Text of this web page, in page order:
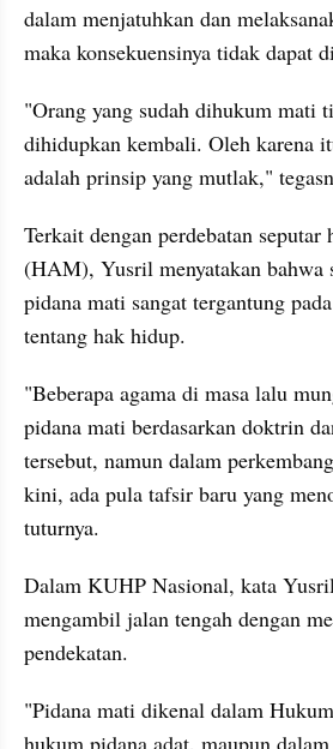
dalam menjatuhkan dan
maka konsekuensinya tidak dapat
"Orang yang sudah dihukum mati
dihidupkan kembali. Oleh karena
adalah prinsip yang mutlak,"
Terkait dengan perdebatan seputar
(HAM), Yusril menyatakan bahwa
pidana mati sangat tergantung
tentang hak hidup.
"Beberapa agama di masa lalu
pidana mati berdasarkan doktrin
tersebut, namun dalam
kini, ada pula tafsir baru yang
tuturnya.
Dalam KUHP Nasional, kata
mengambil jalan tengah dengan
pendekatan.
"Pidana mati dikenal dalam
hukum pidana adat, maupun